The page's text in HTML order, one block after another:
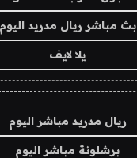
بث مباشر ريال مدريد اليوم
يلا لايف
ريال مدريد مباشر اليوم
برشلونة مباشر اليوم